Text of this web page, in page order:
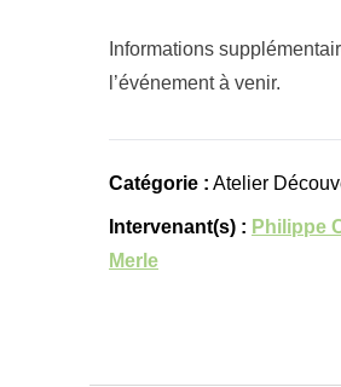
Informations
l’événement à venir.
Catégorie : Atelier
Intervenant(s) : Philippe
Merle